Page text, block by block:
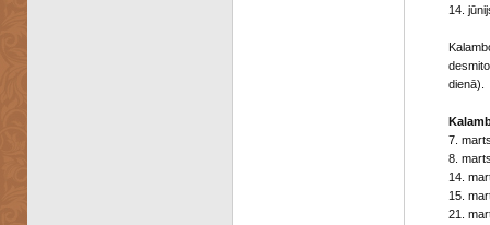
14.
dienā).
7.
8.
14.
15.
21.